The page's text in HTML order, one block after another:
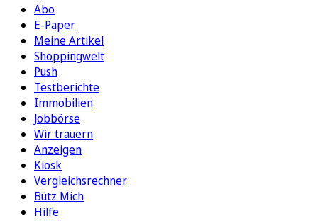
Abo
E-Paper
Meine Artikel
Shoppingwelt
Push
Testberichte
Immobilien
Jobbörse
Wir trauern
Anzeigen
Kiosk
Vergleichsrechner
Bütz Mich
Hilfe